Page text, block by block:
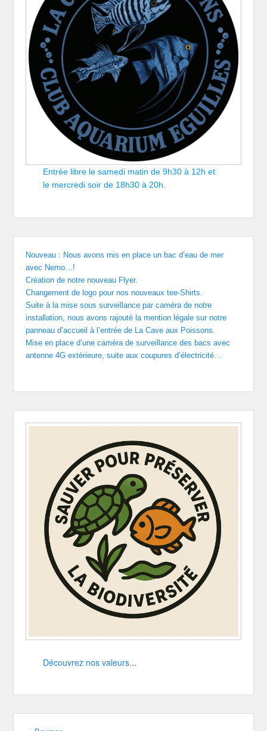
Entrée libre le samedi matin de 9h30 à 12h et
le mercredi soir de 18h30 à 20h.
Nouveau : Nous avons mis en place un bac d’eau de mer
avec Nemo…!
Création de notre nouveau Flyer.
Changement de logo pour nos nouveaux tee-Shirts.
Suite à la mise sous surveillance par caméra de notre
installation, nous avons rajouté la mention légale sur notre
panneau d’accueil à l’entrée de La Cave aux Poissons.
Mise en place d’une caméra de surveillance des bacs avec
antenne 4G extérieure, suite aux coupures d’électricité…
Découvrez nos valeurs...